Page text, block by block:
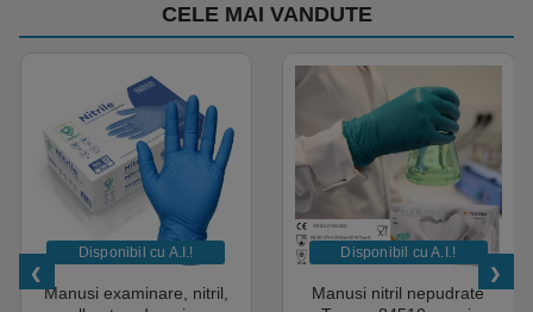
CELE MAI VANDUTE
Disponibil cu A.I.​!
Manusi examinare, nitril,
Disponibil cu A.I.​!
Manusi nitril nepudrate